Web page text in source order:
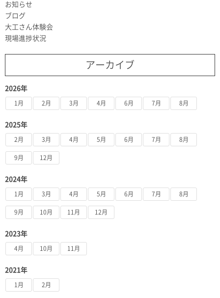
お知らせ
ブログ
大工さん体験会
現場進捗状況
アーカイブ
2026年
1月 2月 3月 4月 6月 7月 8月
2025年
2月 3月 4月 5月 6月 7月 8月
9月 12月
2024年
1月 3月 4月 5月 6月 7月 8月
9月 10月 11月 12月
2023年
4月 10月 11月
2021年
1月 2月